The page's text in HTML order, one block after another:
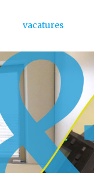
vacatures